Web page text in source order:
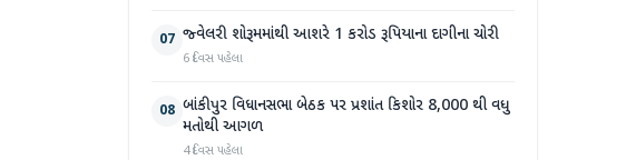
07 જ્વેલરી શોરૂમમાંથી આશરે 1 કરોડ રૂપિયાના દાગીના ચોરી
6 દિવસ પહેલા
08 બાંકીપુર વિધાનસભા બેઠક પર પ્રશાંત કિશોર 8,000 થી વધુ
મતોથી આગળ
4 દિવસ પહેલા